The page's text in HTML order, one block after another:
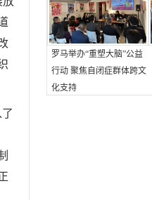
罗马举办“重塑大脑”公益
行动 聚焦自闭症群体跨文
化支持